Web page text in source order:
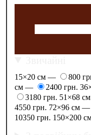
15×20 см — 800
см —
2400 грн.
3180 грн. 51×68
4550 грн. 72×96 см —
10350 грн. 150×200